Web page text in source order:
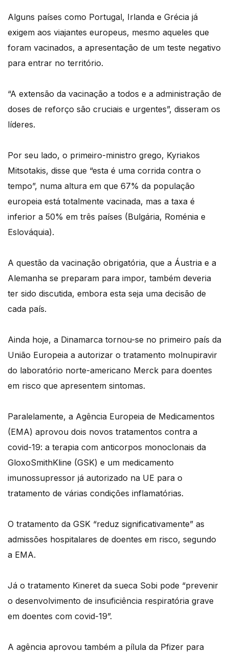
Alguns países como Portugal, Irlanda e Grécia já
exigem aos viajantes europeus, mesmo aqueles que
foram vacinados, a apresentação de um teste negativo
para entrar no território.
“A extensão da vacinação a todos e a administração de
doses de reforço são cruciais e urgentes”, disseram os
líderes.
Por seu lado, o primeiro-ministro grego, Kyriakos
Mitsotakis, disse que “esta é uma corrida contra o
tempo”, numa altura em que 67% da população
europeia está totalmente vacinada, mas a taxa é
inferior a 50% em três países (Bulgária, Roménia e
Eslováquia).
A questão da vacinação obrigatória, que a Áustria e a
Alemanha se preparam para impor, também deveria
ter sido discutida, embora esta seja uma decisão de
cada país.
Ainda hoje, a Dinamarca tornou-se no primeiro país da
União Europeia a autorizar o tratamento molnupiravir
do laboratório norte-americano Merck para doentes
em risco que apresentem sintomas.
Paralelamente, a Agência Europeia de Medicamentos
(EMA) aprovou dois novos tratamentos contra a
covid-19: a terapia com anticorpos monoclonais da
GloxoSmithKline (GSK) e um medicamento
imunossupressor já autorizado na UE para o
tratamento de várias condições inflamatórias.
O tratamento da GSK “reduz significativamente” as
admissões hospitalares de doentes em risco, segundo
a EMA.
Já o tratamento Kineret da sueca Sobi pode “prevenir
o desenvolvimento de insuficiência respiratória grave
em doentes com covid-19”.
A agência aprovou também a pílula da Pfizer para